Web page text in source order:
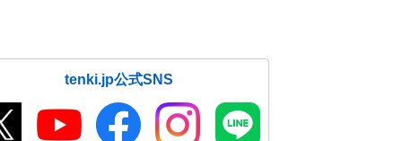
tenki.jp公式SNS